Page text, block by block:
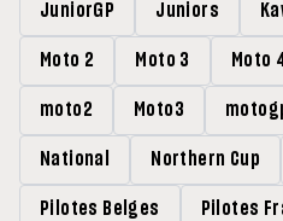
JuniorGP Juniors
Moto 2 Moto 3 Moto
moto2 Moto3
National Northern Cup
Pilotes Belges Pilotes